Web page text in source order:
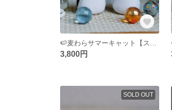
3,800円
SOLD OUT